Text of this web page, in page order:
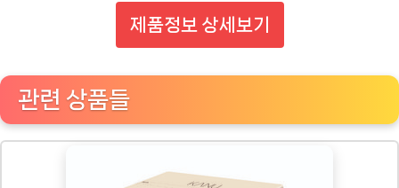
제품정보 상세보기
관련 상품들